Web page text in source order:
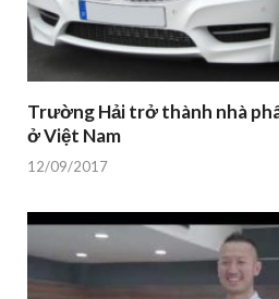
Trường Hải trở thành nhà
ở Việt Nam
12/09/2017